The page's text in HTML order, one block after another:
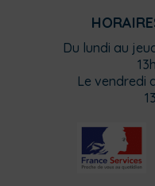
Du lundi au
Le vendredi